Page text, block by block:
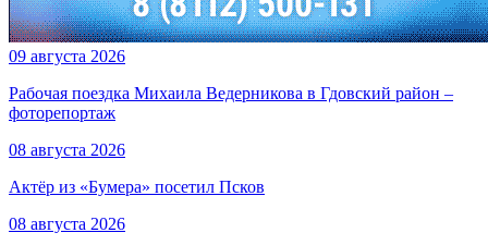
09 августа 2026
Рабочая поездка Михаила Ведерникова в Гдовский район –
фоторепортаж
08 августа 2026
Актёр из «Бумера» посетил Псков
08 августа 2026